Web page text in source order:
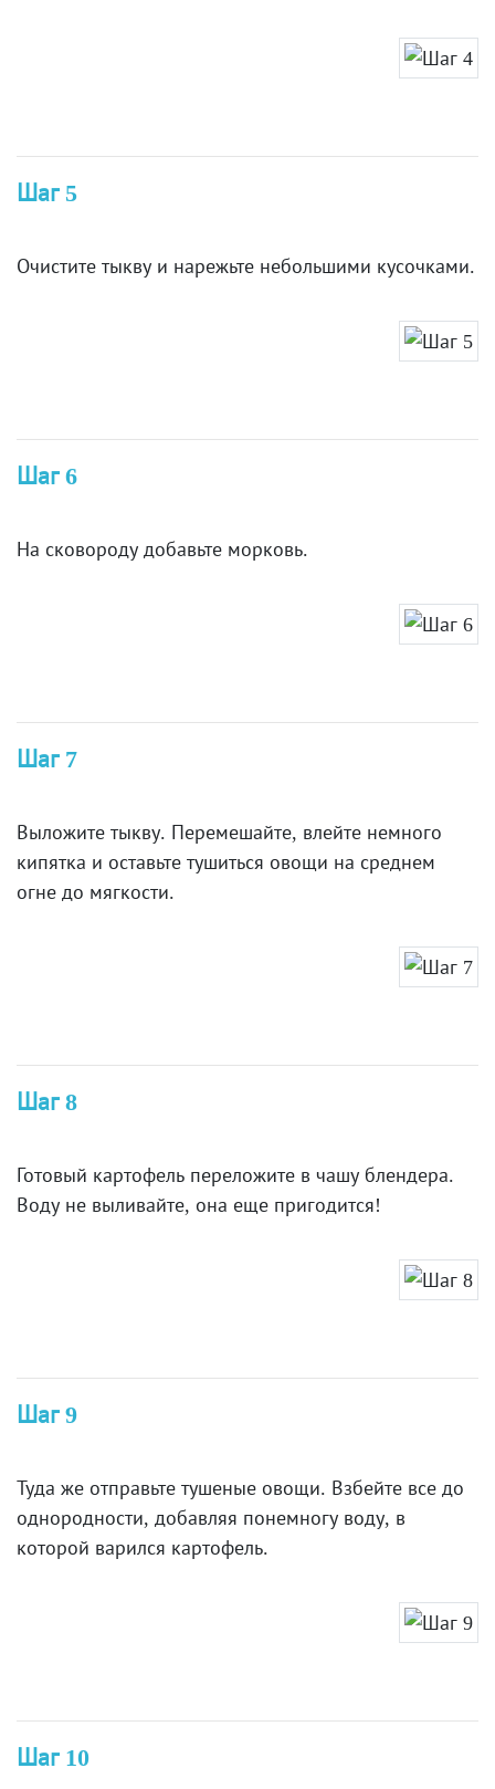
Шаг 5
Очистите тыкву и нарежьте небольшими кусочками.
Шаг 6
На сковороду добавьте морковь.
Шаг 7
Выложите тыкву. Перемешайте, влейте немного
кипятка и оставьте тушиться овощи на среднем
огне до мягкости.
Шаг 8
Готовый картофель переложите в чашу блендера.
Воду не выливайте, она еще пригодится!
Шаг 9
Туда же отправьте тушеные овощи. Взбейте все до
однородности, добавляя понемногу воду, в
которой варился картофель.
Шаг 10